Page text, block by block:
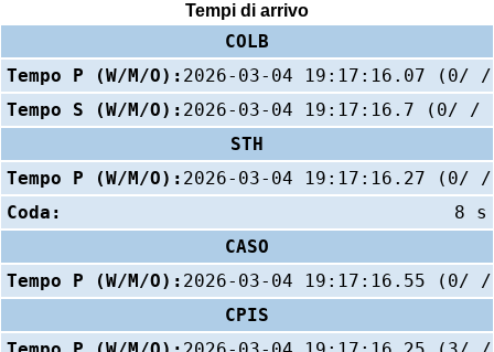
Tempi di arrivo
COLB
Tempo P (W/M/O): 2026-03-04 19:17:16.07 (0/
Tempo S (W/M/O): 2026-03-04 19:17:16.7 (0/ /
STH
Tempo P (W/M/O): 2026-03-04 19:17:16.27 (0/
Coda:
8 s
CASO
Tempo P (W/M/O): 2026-03-04 19:17:16.55 (0/
CPIS